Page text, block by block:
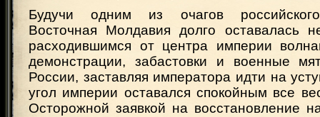
Будучи одним из очагов российского
Восточная Молдавия долго оставалась
расходившимся от центра империи
демонстрации, забастовки и военные
России, заставляя императора идти на
угол империи оставался спокойным все
Осторожной заявкой на восстановление